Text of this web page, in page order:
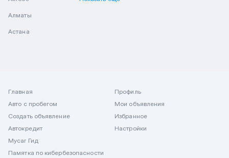
Алматы
Астана
Главная
Авто с пробегом
Создать объявление
Автокредит
Mycar Гид
Памятка по кибербезопасности
Профиль
Мои объявления
Избранное
Настройки